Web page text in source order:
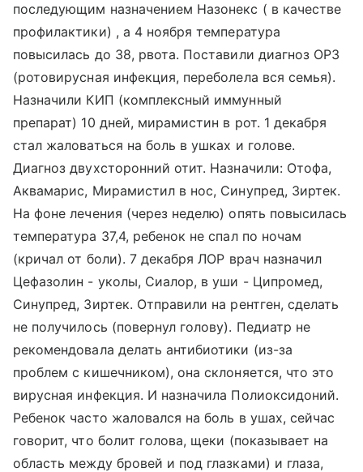
последующим назначением Назонекс ( в качестве
профилактики) , а 4 ноября температура
повысилась до 38, рвота. Поставили диагноз ОРЗ
(ротовирусная инфекция, переболела вся семья).
Назначили КИП (комплексный иммунный
препарат) 10 дней, мирамистин в рот. 1 декабря
стал жаловаться на боль в ушках и голове.
Диагноз двухсторонний отит. Назначили: Отофа,
Аквамарис, Мирамистил в нос, Синупред, Зиртек.
На фоне лечения (через неделю) опять повысилась
температура 37,4, ребенок не спал по ночам
(кричал от боли). 7 декабря ЛОР врач назначил
Цефазолин - уколы, Сиалор, в уши - Ципромед,
Синупред, Зиртек. Отправили на рентген, сделать
не получилось (повернул голову). Педиатр не
рекомендовала делать антибиотики (из-за
проблем с кишечником), она склоняется, что это
вирусная инфекция. И назначила Полиоксидоний.
Ребенок часто жаловался на боль в ушах, сейчас
говорит, что болит голова, щеки (показывает на
область между бровей и под глазками) и глаза,